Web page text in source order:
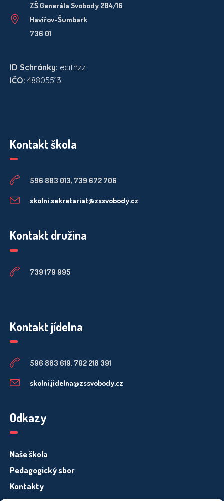
ZŠ Generála Svobody 284/16
Havířov-Šumbark
736 01
ID Schránky: ecithzz
IČO: 48805513
Kontakt škola
596 883 013, 739 672 706
skolni.sekretariat@zssvobody.cz
Kontakt družina
739 179 995
Kontakt jídelna
596 883 619, 702 218 391
skolni.jidelna@zssvobody.cz
Odkazy
Naše škola
Pedagogický sbor
Kontakty